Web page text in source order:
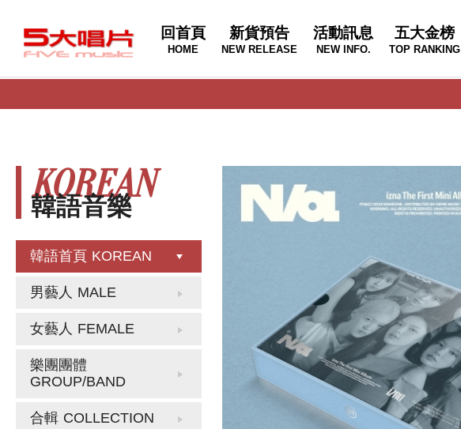
回首頁
HOME
新貨預告
NEW RELEASE
活動訊息
NEW INFO.
五大金榜
TOP RANKING
韓語音樂
KOREAN
韓語首頁 KOREAN
男藝人 MALE
女藝人 FEMALE
樂團團體
GROUP/BAND
合輯 COLLECTION